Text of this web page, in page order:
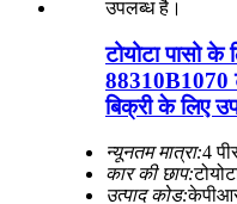
टोयोटा पासो
88310B1070
बिक्री के लिए
न्यूनतम मात्रा:4
कार की छाप:
उत्पाद कोड: